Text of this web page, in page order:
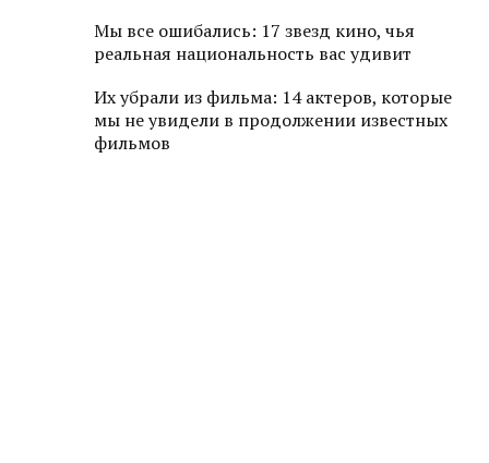
Мы все ошибались: 17 звезд кино, чья
реальная национальность вас удивит
Их убрали из фильма: 14 актеров, которые
мы не увидели в продолжении известных
фильмов